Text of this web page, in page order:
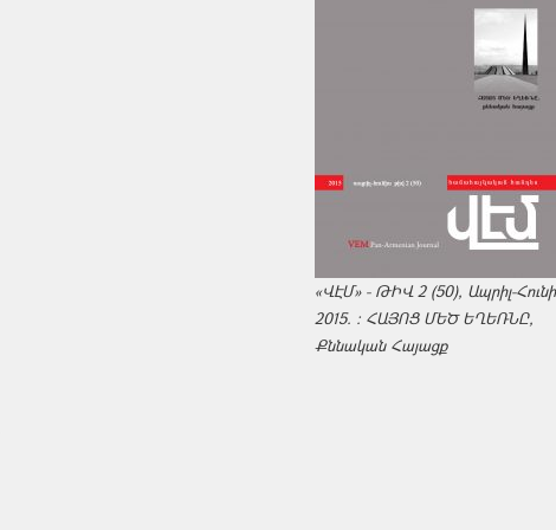
«ՎԷՄ» - ԹԻՎ 2 (50), Ապրիլ-
2015. : ՀԱՅՈՑ ՄԵԾ ԵՂԵՌՆԸ,
Քննական Հայացք